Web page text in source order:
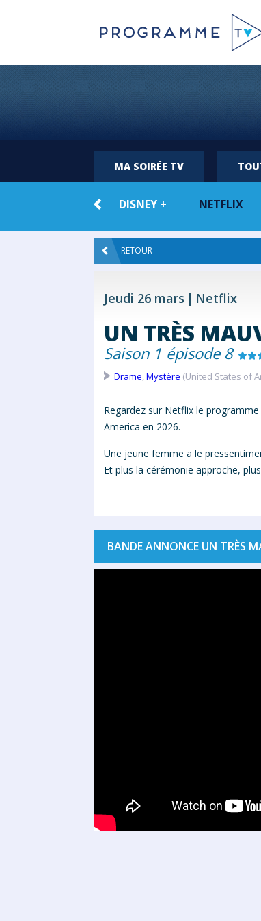
MA SOIRÉE TV
DISNEY + NETFLIX
RETOUR
Jeudi 26 mars Netflix
UN TRÈS
Saison 1 épisode 8
Drame,Mystère (United States of
Regardez sur Netflix le
America en 2026.
Une jeune femme a le
Et plus la cérémonie approche,
BANDE ANNONCE UN TRÈS